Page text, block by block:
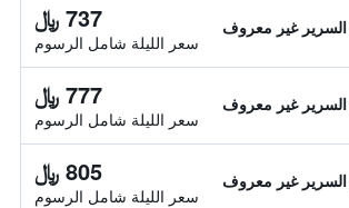
السرير غير معروف 737 ﷼
سعر الليلة شامل الرسوم
السرير غير معروف 777 ﷼
سعر الليلة شامل الرسوم
السرير غير معروف 805 ﷼
سعر الليلة شامل الرسوم